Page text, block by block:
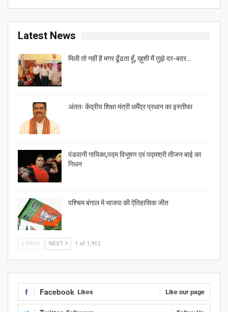
Latest News
मिली तो नहीं है मगर ढूँढता हूँ, ख़ुशी मैं तुझे दर-बदर…
अंततः केंद्रीय शिक्षा मंत्री धर्मेंद्र प्रधान का इस्तीफा
पंडवानी गायिका,पद्म विभूषण एवं पद्मश्री तीजन बाई का
निधन
पश्चिम बंगाल में भाजपा की ऐतिहासिक जीत
PREV NEXT 1 of 1,912
Facebook Likes Like our page